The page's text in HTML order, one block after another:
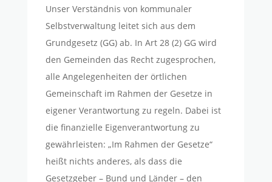
Unser Verständnis von kommunaler
Selbstverwaltung leitet sich aus dem
Grundgesetz (GG) ab. In Art 28 (2) GG wird
den Gemeinden das Recht zugesprochen,
alle Angelegenheiten der örtlichen
Gemeinschaft im Rahmen der Gesetze in
eigener Verantwortung zu regeln. Dabei ist
die finanzielle Eigenverantwortung zu
gewährleisten: „Im Rahmen der Gesetze“
heißt nichts anderes, als dass die
Gesetzgeber – Bund und Länder – den